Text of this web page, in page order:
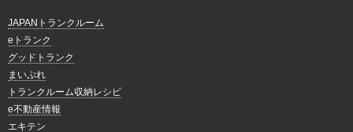
JAPANトランクルーム
eトランク
グッドトランク
まいぷれ
トランクルーム収納レシピ
e不動産情報
エキテン